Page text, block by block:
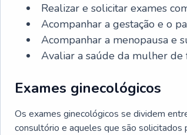
Realizar e solicitar exames
Acompanhar a gestação e o
Acompanhar a menopausa e
Avaliar a saúde da mulher de
Exames ginecológicos
Os exames ginecológicos se dividem
consultório e aqueles que são solicitados